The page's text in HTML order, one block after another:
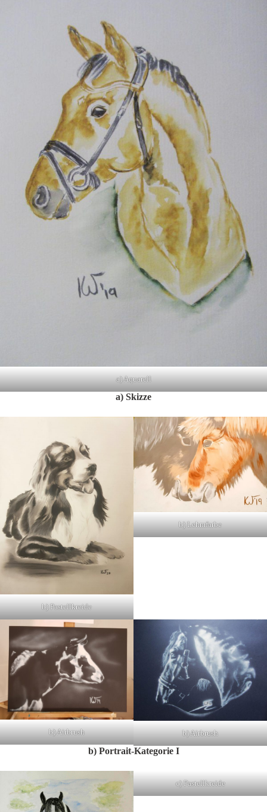
a) Aquarell
a) Skizze
b) Pastellkreide
b) Lehmfarbe
b) Airbrush b) Airbrush
b) Portrait-Kategorie I
c) Pastellkreide